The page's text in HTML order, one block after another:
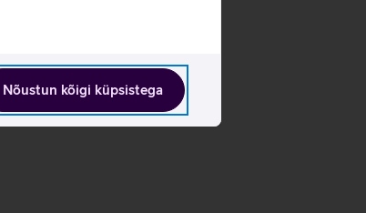
Nõustun kõigi küpsistega